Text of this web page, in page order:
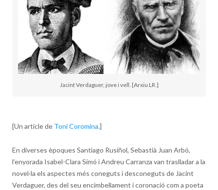
Jacint Verdaguer, jove i vell. [Arxiu LR.]
[Un article de Toni Coromina.]
En diverses èpoques Santiago Rusiñol, Sebastià Juan Arbó,
l’enyorada Isabel-Clara Simó i Andreu Carranza van traslladar a la
novel·la els aspectes més coneguts i desconeguts de Jacint
Verdaguer, des del seu encimbellament i coronació com a poeta